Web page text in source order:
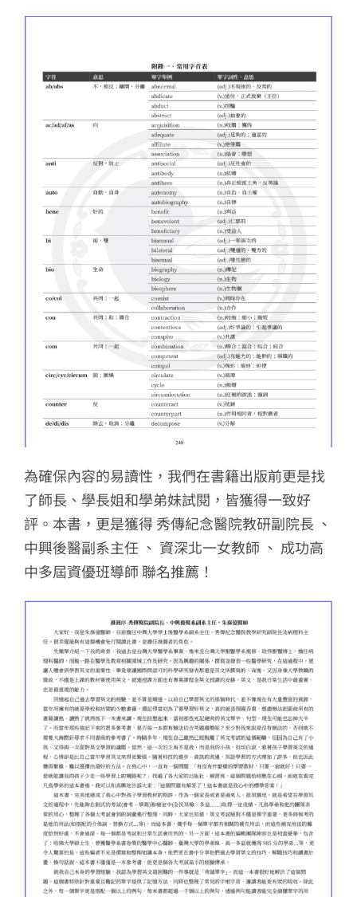
為確保內容的易讀性，我們在書籍出版前更是找
了師長、學長姐和學弟妹試閱，皆獲得一致好
評。本書，更是獲得 秀傳紀念醫院教研副院長 、
中興後醫副系主任 、 資深北一女教師 、 成功高
中多屆資優班導師 聯名推薦！